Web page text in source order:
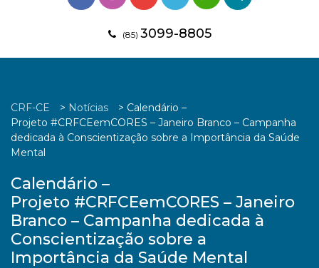
(85) 3099-8805
CRF-CE > Notícias > Calendário –
Projeto #CRFCEemCORES – Janeiro Branco – Campanha
dedicada à Conscientização sobre a Importância da Saúde
Mental
Calendário –
Projeto #CRFCEemCORES – Janeiro
Branco – Campanha dedicada à
Conscientização sobre a
Importância da Saúde Mental